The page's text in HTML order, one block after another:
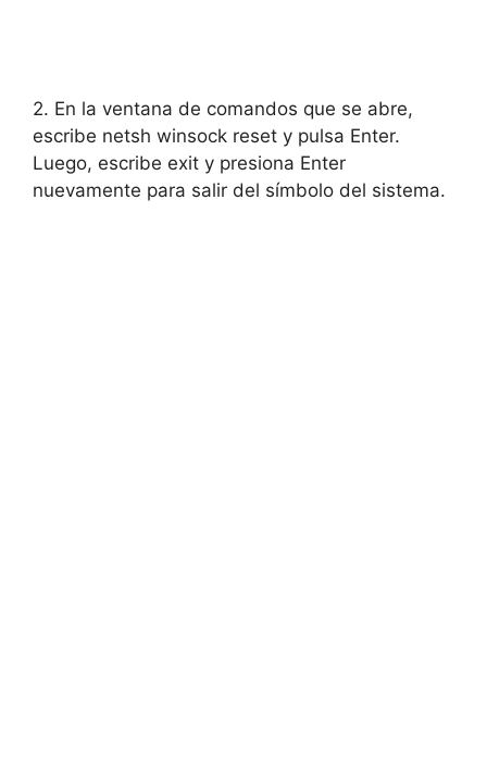
2. En la ventana de comandos que se abre,
escribe netsh winsock reset y pulsa Enter.
Luego, escribe exit y presiona Enter
nuevamente para salir del símbolo del sistema.